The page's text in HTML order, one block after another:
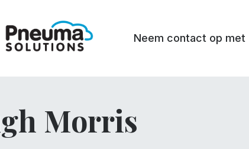
Neem contact op met
Morris